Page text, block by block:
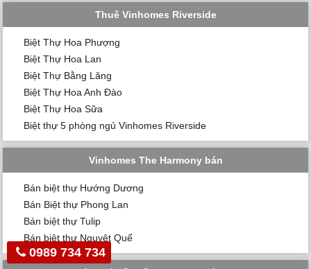
Thuê Vinhomes Riverside
Biệt Thự Hoa Phượng
Biệt Thự Hoa Lan
Biệt Thự Bằng Lăng
Biệt Thự Hoa Anh Đào
Biệt Thự Hoa Sữa
Biệt thự 5 phòng ngủ Vinhomes Riverside
Vinhomes The Harmony bán
Bán biệt thự Hướng Dương
Bán Biệt thự Phong Lan
Bán biệt thự Tulip
Bán biệt thự Nguyệt Quế
0989 734 734